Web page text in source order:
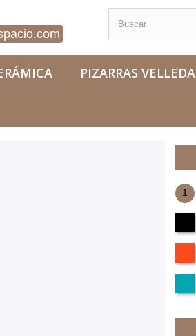
PIZARRAS VELLEDA
1